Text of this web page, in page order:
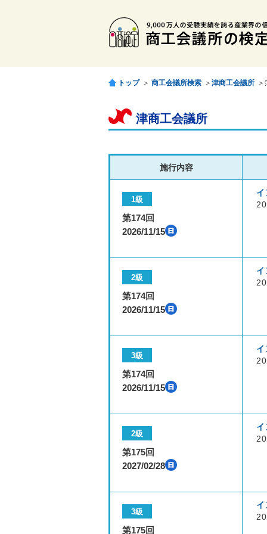
トップ ＞ 商工会議所検索 ＞ 津商工会議所
津商工会議所
施行内容
1級
第174回
2026/11/15
イ
2級
第174回
2026/11/15
イ
3級
第174回
2026/11/15
イ
2級
第175回
2027/02/28
イ
3級
第175回
イ